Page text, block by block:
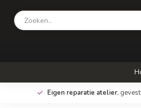
Eigen reparatie atelier,